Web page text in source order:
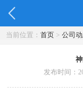
当前位置： 首页> 公司
发布时间：